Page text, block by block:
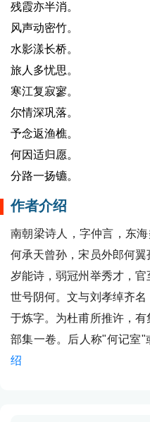
残霞亦半消。
风声动密竹。
水影漾长桥。
旅人多忧思。
寒江复寂寥。
尔情深巩落。
予念返渔樵。
何因适归愿。
分路一扬镳。
作者介绍
南朝梁诗人，字仲言，东
何承天曾孙，宋员外郎何
岁能诗，弱冠州举秀才，官
世号阴何。文与刘孝绰齐
于炼字。为杜甫所推许，
部集一卷。后人称"何记室"
绍